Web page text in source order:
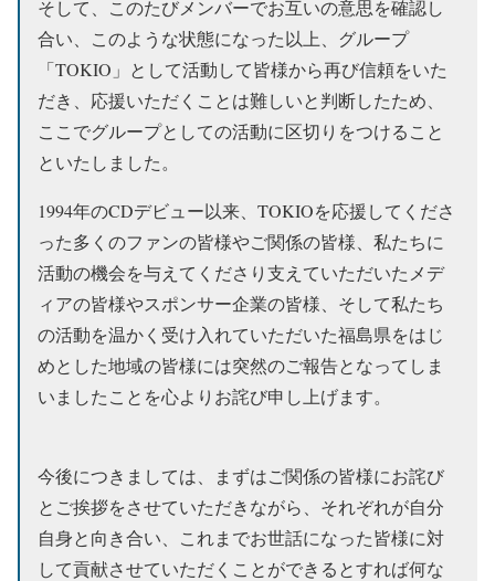
そして、このたびメンバーでお互いの意思を確認し
合い、このような状態になった以上、グループ
「TOKIO」として活動して皆様から再び信頼をいた
だき、応援いただくことは難しいと判断したため、
ここでグループとしての活動に区切りをつけること
といたしました。
1994年のCDデビュー以来、TOKIOを応援してくださ
った多くのファンの皆様やご関係の皆様、私たちに
活動の機会を与えてくださり支えていただいたメデ
ィアの皆様やスポンサー企業の皆様、そして私たち
の活動を温かく受け入れていただいた福島県をはじ
めとした地域の皆様には突然のご報告となってしま
いましたことを心よりお詫び申し上げます。
今後につきましては、まずはご関係の皆様にお詫び
とご挨拶をさせていただきながら、それぞれが自分
自身と向き合い、これまでお世話になった皆様に対
して貢献させていただくことができるとすれば何な